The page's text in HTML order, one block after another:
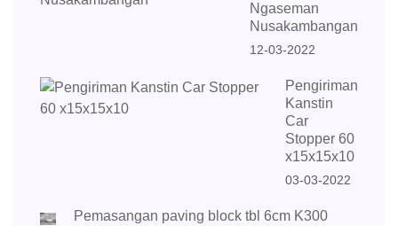
Ngaseman
Nusakambangan
12-03-2022
Pengiriman
Kanstin
Car
Stopper 60
x15x15x10
03-03-2022
Pemasangan paving block tbl 6cm K300